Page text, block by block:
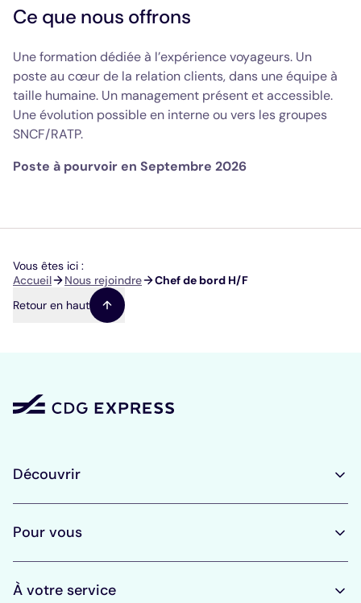
Ce que nous offrons
Une formation dédiée à l’expérience voyageurs. Un
poste au cœur de la relation clients, dans une équipe à
taille humaine. Un management présent et accessible.
Une évolution possible en interne ou vers les groupes
SNCF/RATP.
Poste à pourvoir en Septembre 2026
Vous êtes ici :
Fil
Accueil Nous rejoindre
Chef de bord H/F
Retour en haut
Découvrir
Pour vous
À votre service